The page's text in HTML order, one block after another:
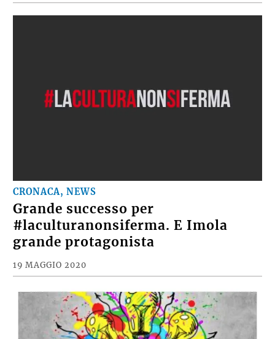
CRONACA, NEWS
Grande successo per
#laculturanonsiferma. E Imola
grande protagonista
19 MAGGIO 2020